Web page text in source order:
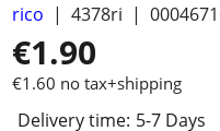
rico 4378ri
€1.90
€1.60 no tax+shipping
Delivery time: 5-7 Days